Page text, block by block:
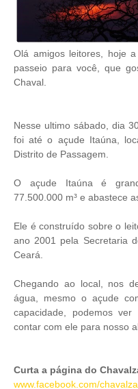
Olá amigos leitores, hoje a
passeio para você, que
Chaval.
Nesse ultimo sábado, dia
foi até o açude Itaúna,
Distrito de Passagem.
O açude Itaúna é
77.500.000 m³ e abastece
Ele é construído sobre o
ano 2001 pela Secretaria
Ceará.
Chegando ao local, nos
água, mesmo o açude
capacidade, podemos
contar com ele para nosso
Curta a página do
www.facebook.com/